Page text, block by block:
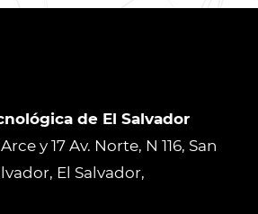
de El Salvador
y 17 Av. Norte, N 116, San
El Salvador,